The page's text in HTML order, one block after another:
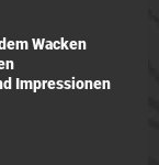
Wacken
Impressionen